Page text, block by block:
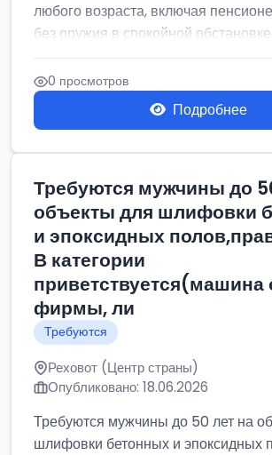
любого возраста, включая
без оружия в спокойной обстановке....
0 просмотров
Подробнее
Требуются мужчины до
объекты для шлифовки
и эпоксидных
В категории
приветствуется(машина
фирмы, ли
Требуются
Реховот (Центр страны)
Опубликовано: 18.06.2026
Требуются мужчины до 50 лет на
шлифовки бетонных и эпоксидных